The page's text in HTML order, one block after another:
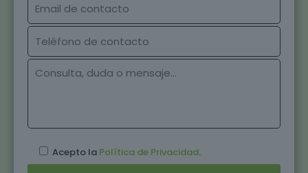
Acepto la Política de Privacidad.